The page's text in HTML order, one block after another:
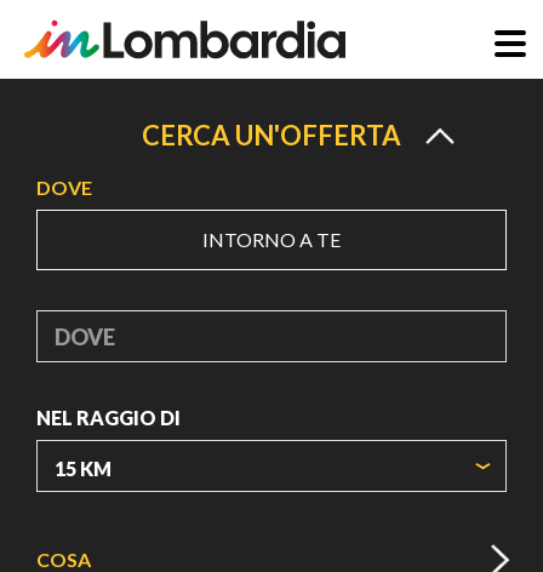
principale
CERCA UN'OFFERTA
DOVE
INTORNO A TE
DOVE
NEL RAGGIO DI
COSA